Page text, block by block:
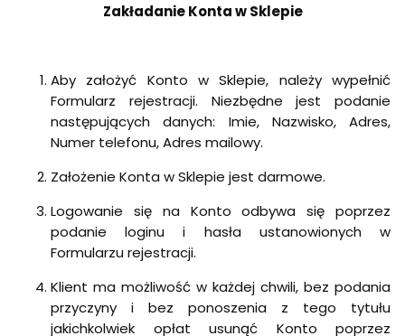
Zakładanie Konta w Sklepie
Aby założyć Konto w Sklepie, należy wypełnić
Formularz rejestracji. Niezbędne jest podanie
następujących danych: Imie, Nazwisko, Adres,
Numer telefonu, Adres mailowy.
Założenie Konta w Sklepie jest darmowe.
Logowanie się na Konto odbywa się poprzez
podanie loginu i hasła ustanowionych w
Formularzu rejestracji.
Klient ma możliwość w każdej chwili, bez podania
przyczyny i bez ponoszenia z tego tytułu
jakichkolwiek opłat usunąć Konto poprzez